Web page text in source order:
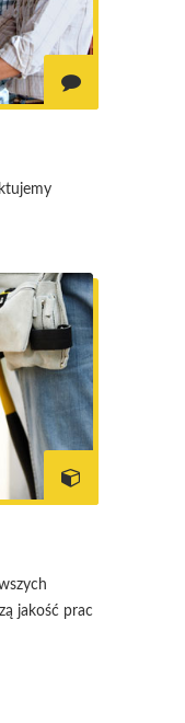
jakość prac